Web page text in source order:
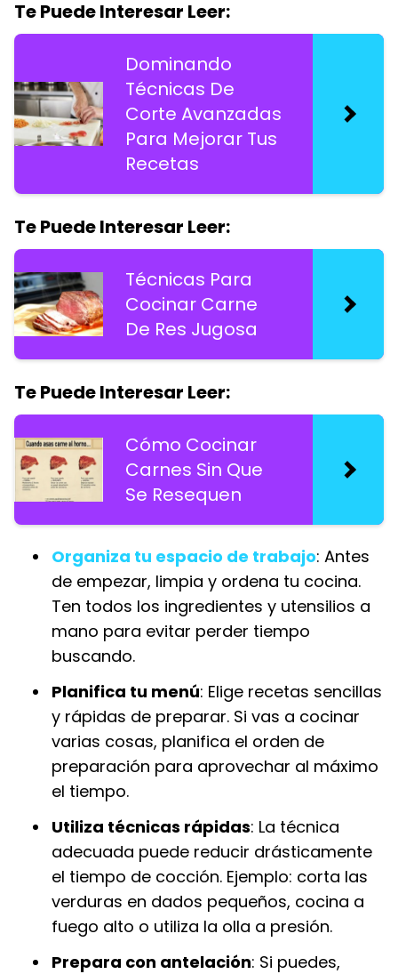
Te Puede Interesar Leer:
Dominando
Técnicas De
Corte Avanzadas
Para Mejorar Tus
Recetas
Te Puede Interesar Leer:
Técnicas Para
Cocinar Carne
De Res Jugosa
Te Puede Interesar Leer:
Cómo Cocinar
Carnes Sin Que
Se Resequen
Organiza tu espacio de trabajo: Antes
de empezar, limpia y ordena tu cocina.
Ten todos los ingredientes y utensilios a
mano para evitar perder tiempo
buscando.
Planifica tu menú: Elige recetas sencillas
y rápidas de preparar. Si vas a cocinar
varias cosas, planifica el orden de
preparación para aprovechar al máximo
el tiempo.
Utiliza técnicas rápidas: La técnica
adecuada puede reducir drásticamente
el tiempo de cocción. Ejemplo: corta las
verduras en dados pequeños, cocina a
fuego alto o utiliza la olla a presión.
Prepara con antelación: Si puedes,